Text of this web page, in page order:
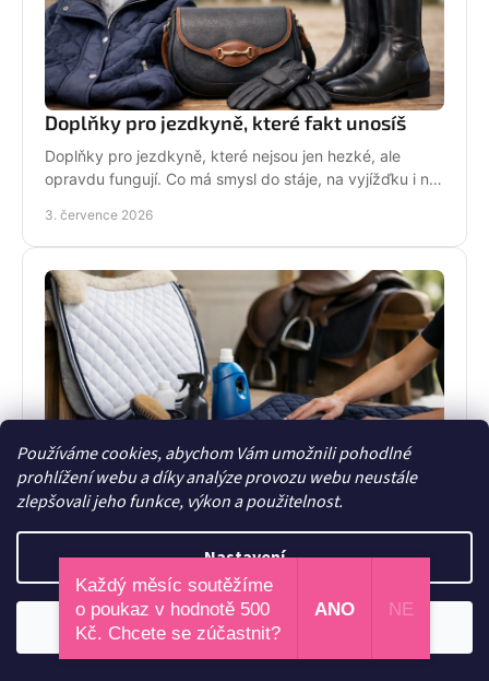
Používáme cookies, abychom Vám umožnili pohodlné
prohlížení webu a díky analýze provozu webu neustále
zlepšovali jeho funkce, výkon a použitelnost.
Nastavení
Odmítnout
Doplňky pro jezdkyně, které fakt unosíš
Doplňky pro jezdkyně, které nejsou jen hezké, ale
opravdu fungují. Co má smysl do stáje, na vyjížďku i na
3. července 2026
Jak pečovat o podsedlovou dečku správně
Jak pečovat o podsedlovou dečku, aby zůstala čistá,
funkční a krásná? Praktické tipy na praní, sušení i péči
po každém ježdění.
Každý měsíc soutěžíme
o poukaz v hodnotě 500
Kč. Chcete se zúčastnit?
ANO NE